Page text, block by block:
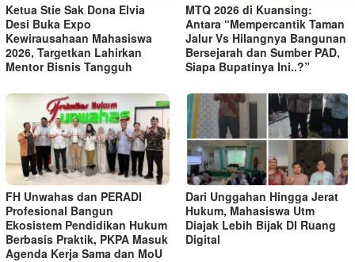
Ketua Stie Sak Dona Elvia
Desi Buka Expo
Kewirausahaan Mahasiswa
2026, Targetkan Lahirkan
Mentor Bisnis Tangguh
MTQ 2026 di Kuansing:
Antara “Mempercantik Taman
Jalur Vs Hilangnya Bangunan
Bersejarah dan Sumber PAD,
Siapa Bupatinya Ini..?”
FH Unwahas dan PERADI
Profesional Bangun
Ekosistem Pendidikan Hukum
Berbasis Praktik, PKPA Masuk
Agenda Kerja Sama dan MoU
Dari Unggahan Hingga Jerat
Hukum, Mahasiswa Utm
Diajak Lebih Bijak DI Ruang
Digital